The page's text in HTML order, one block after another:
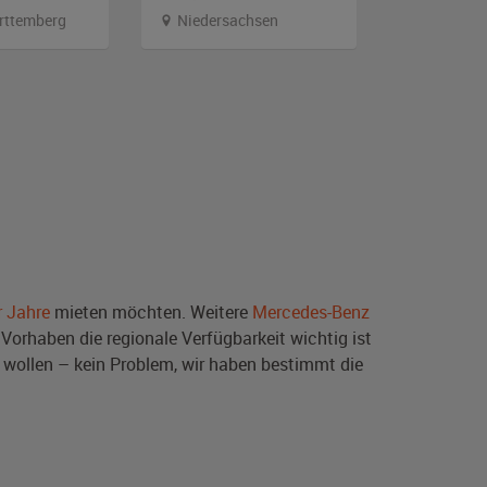
Niedersachsen
Jahre mieten möchten. Weitere Mercedes-Benz
die regionale Verfügbarkeit wichtig ist
wollen – kein Problem, wir haben bestimmt die